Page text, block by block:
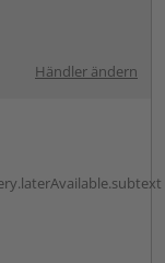
Händler ändern